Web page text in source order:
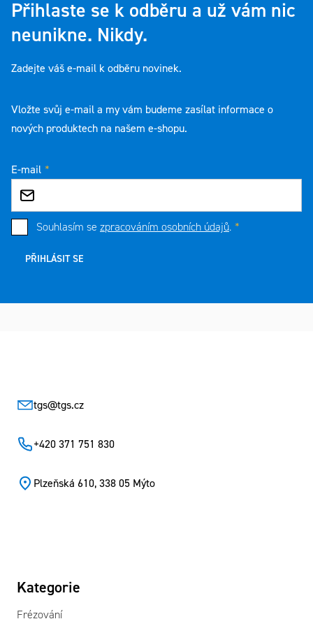
Přihlaste se k odběru a už vám nic
neunikne. Nikdy.
Zadejte váš e-mail k odběru novinek.
Vložte svůj e-mail a my vám budeme zasílat informace o
nových produktech na našem e-shopu.
E-mail
Souhlasím se zpracováním osobních údajů.
PŘIHLÁSIT SE
tgs@tgs.cz
+420 371 751 830
Plzeňská 610, 338 05 Mýto
Kategorie
Frézování